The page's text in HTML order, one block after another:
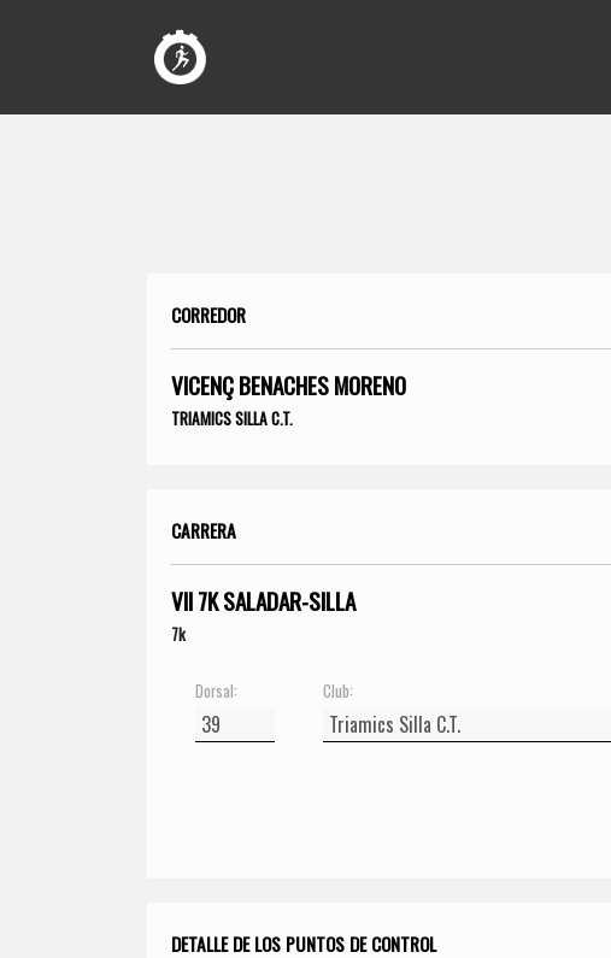
CORREDOR
VICENÇ BENACHES MORENO
TRIAMICS SILLA C.T.
CARRERA
VII 7K SALADAR-SILLA
7k
Dorsal: Club:
DETALLE DE LOS PUNTOS DE CONTROL